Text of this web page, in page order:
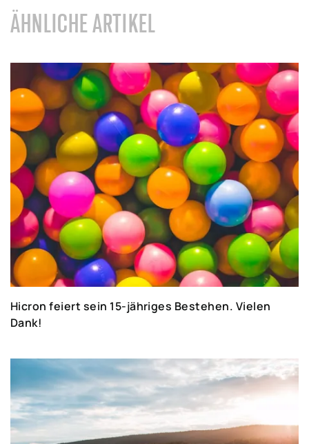
ÄHNLICHE ARTIKEL
Hicron feiert sein 15-jähriges Bestehen. Vielen
Dank!